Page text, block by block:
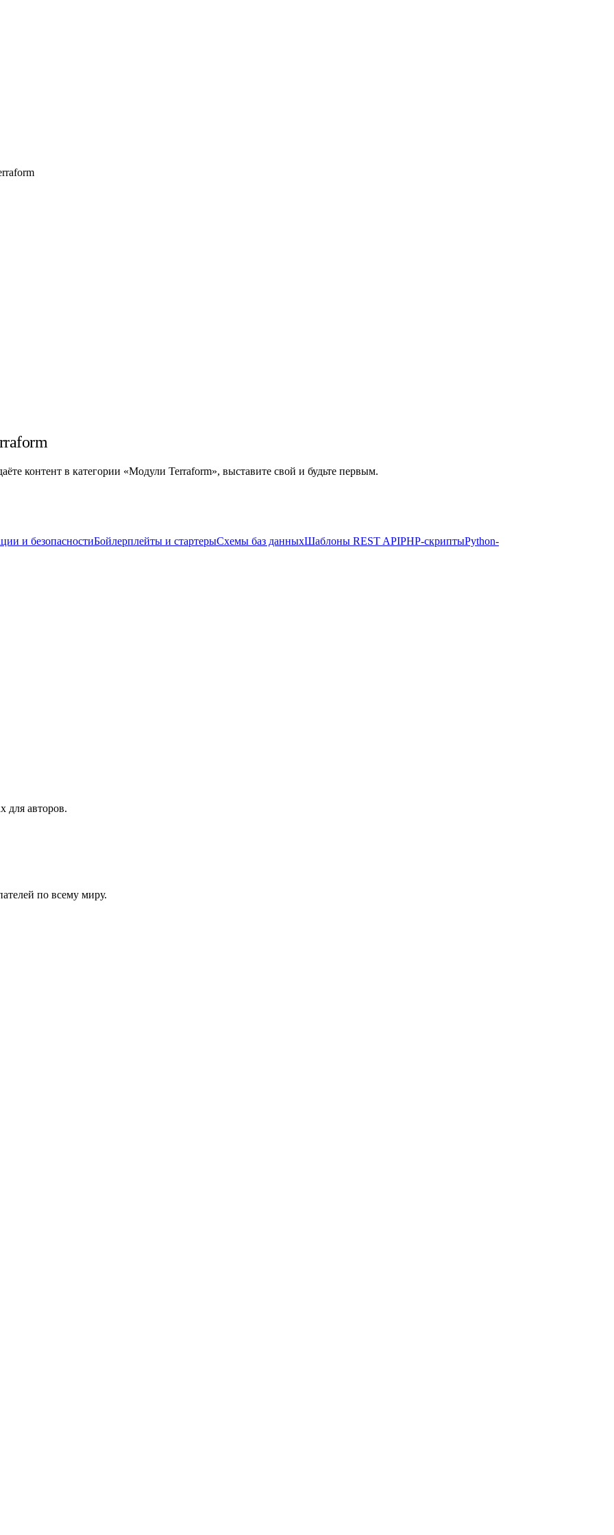
контент в категории «Модули Terraform», выставите свой и будьте первым.
и безопасностиБойлерплейты и стартерыСхемы баз данныхШаблоны REST APIPHP-скриптыPython-
для авторов.
по всему миру.